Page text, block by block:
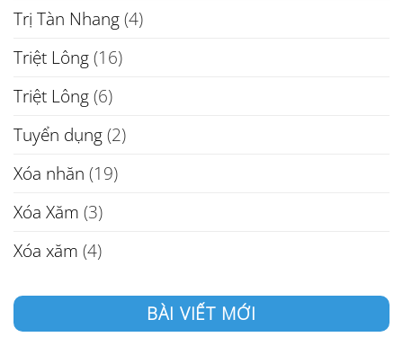
Trị Tàn Nhang(4)
Triệt Lông(16)
Triệt Lông(6)
Tuyển dụng(2)
Xóa nhăn (19)
Xóa Xăm (3)
Xóa xăm (4)
BÀI VIẾT MỚI